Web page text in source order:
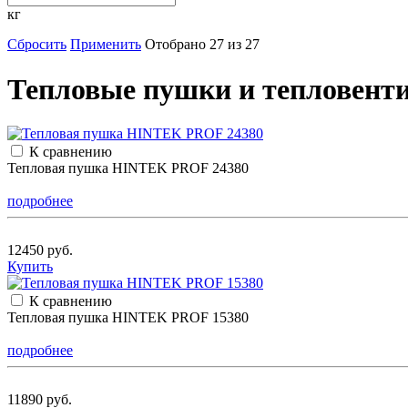
кг
Сбросить Применить Отобрано 27 из 27
Тепловые пушки и
К сравнению
Тепловая пушка HINTEK PROF 24380
подробнее
12450 руб.
Купить
К сравнению
Тепловая пушка HINTEK PROF 15380
подробнее
11890 руб.